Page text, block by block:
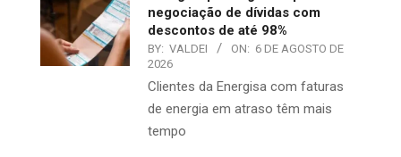
negociação de dívidas com
descontos de até 98%
BY: VALDEI ON: 6 DE AGOSTO DE
2026
​Clientes da Energisa com faturas
de energia em atraso têm mais
tempo